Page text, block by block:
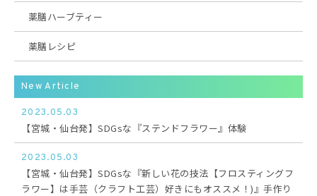
薬膳ハーブティー
薬膳レシピ
New Article
2023.05.03
【宮城・仙台発】SDGsな『ステンドフラワー』体験
2023.05.03
【宮城・仙台発】SDGsな『新しい花の技法【フロスティングフ
ラワー】は手芸（クラフト工芸）好きにもオススメ！)』手作り